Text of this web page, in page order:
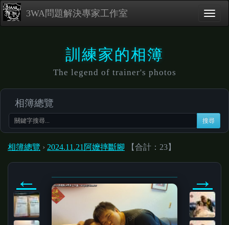
3WA問題解決專家工作室
訓練家的相簿
The legend of trainer's photos
相簿總覽
搜尋
相簿總覽 › 2024.11.21阿嬤摔斷腳 【合計：23】
← →